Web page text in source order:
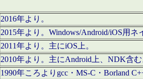
2016年より。
2015年より。Windows/Android/iOS用
2011年より。主にiOS上。
2010年より。主にAndroid上、NDK含
1990年ころよりgcc・MS-C・Borland